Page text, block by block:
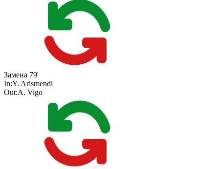
Замена 79'
In:Y. Arismendi
Out:A. Vigo